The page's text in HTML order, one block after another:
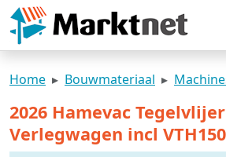
Home Bouwmateriaal
2026 Hamevac
Verlegwagen incl VTH150